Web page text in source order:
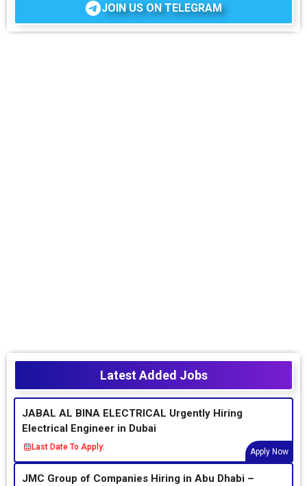
JOIN US ON TELEGRAM
Latest Added Jobs
JABAL AL BINA ELECTRICAL Urgently Hiring
Electrical Engineer in Dubai
Last Date To Apply:
Apply Now
JMC Group of Companies Hiring in Abu Dhabi –